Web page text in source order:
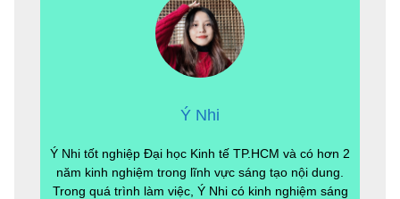
Ý Nhi
Ý Nhi tốt nghiệp Đại học Kinh tế TP.HCM và có hơn 2
năm kinh nghiệm trong lĩnh vực sáng tạo nội dung.
Trong quá trình làm việc, Ý Nhi có kinh nghiệm sáng